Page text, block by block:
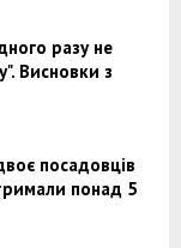
разу не
Висновки з
посадовців
понад 5